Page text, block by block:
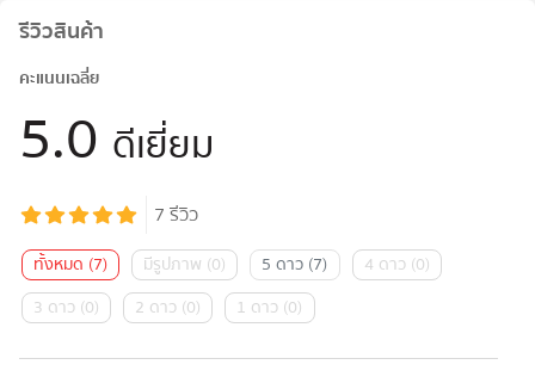
รีวิวสินค้า
คะแนนเฉลี่ย
5.0 ดีเยี่ยม
7รีวิว
ทั้งหมด (7) มีรูปภาพ (0) 5 ดาว (7) 4 ดาว (0)
3 ดาว (0) 2 ดาว (0) 1 ดาว (0)